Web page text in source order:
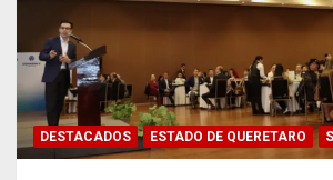
DESTACADOS ESTADO DE QUERETARO